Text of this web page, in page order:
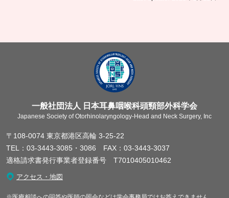
一般社団法人 日本耳鼻咽喉科頭頸部外科学会
Japanese Society of Otorhinolaryngology-Head and Neck Surgery, Inc
〒108-0074 東京都港区高輪 3-25-22
TEL：03-3443-3085・3086 FAX：03-3443-3037
適格請求書発行事業者登録番号 T7010405010462
アクセス・地図